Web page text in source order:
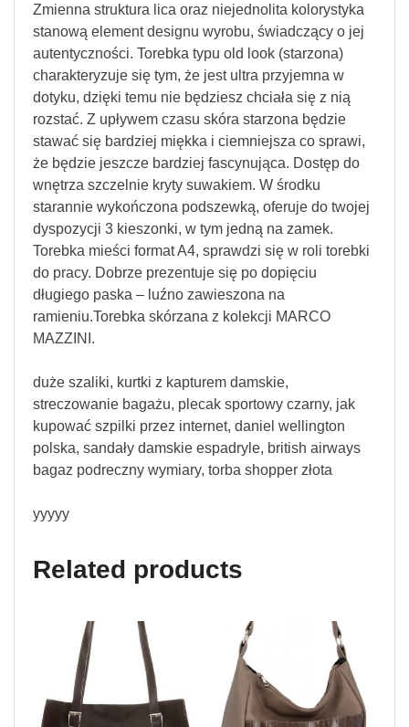
Zmienna struktura lica oraz niejednolita kolorystyka
stanową element designu wyrobu, świadczący o jej
autentyczności. Torebka typu old look (starzona)
charakteryzuje się tym, że jest ultra przyjemna w
dotyku, dzięki temu nie będziesz chciała się z nią
rozstać. Z upływem czasu skóra starzona będzie
stawać się bardziej miękka i ciemniejsza co sprawi,
że będzie jeszcze bardziej fascynująca. Dostęp do
wnętrza szczelnie kryty suwakiem. W środku
starannie wykończona podszewką, oferuje do twojej
dyspozycji 3 kieszonki, w tym jedną na zamek.
Torebka mieści format A4, sprawdzi się w roli torebki
do pracy. Dobrze prezentuje się po dopięciu
długiego paska – luźno zawieszona na
ramieniu.Torebka skórzana z kolekcji MARCO
MAZZINI.
duże szaliki, kurtki z kapturem damskie,
streczowanie bagażu, plecak sportowy czarny, jak
kupować szpilki przez internet, daniel wellington
polska, sandały damskie espadryle, british airways
bagaz podreczny wymiary, torba shopper złota
yyyyy
Related products